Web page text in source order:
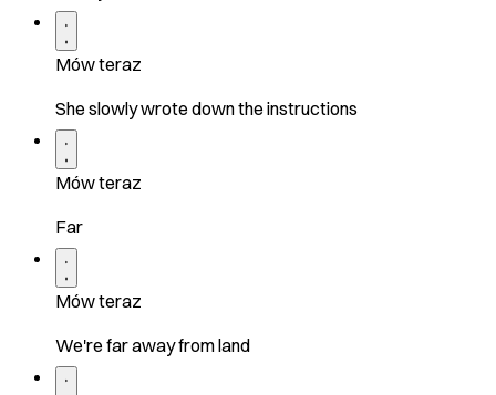
Mów teraz
She slowly wrote down the instructions
Mów teraz
Far
Mów teraz
We're far away from land